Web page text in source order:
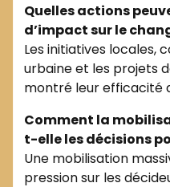
Quelles actions
d’impact sur le
Les initiatives locales,
urbaine et les projets
montré leur efficacité
Comment la
t-elle les décisions
Une mobilisation
pression sur les